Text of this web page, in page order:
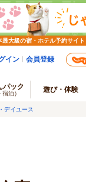
大級の宿・ホテル予約サイト
イン 会員登録
パック
宿泊） 遊び・体験
デイユース